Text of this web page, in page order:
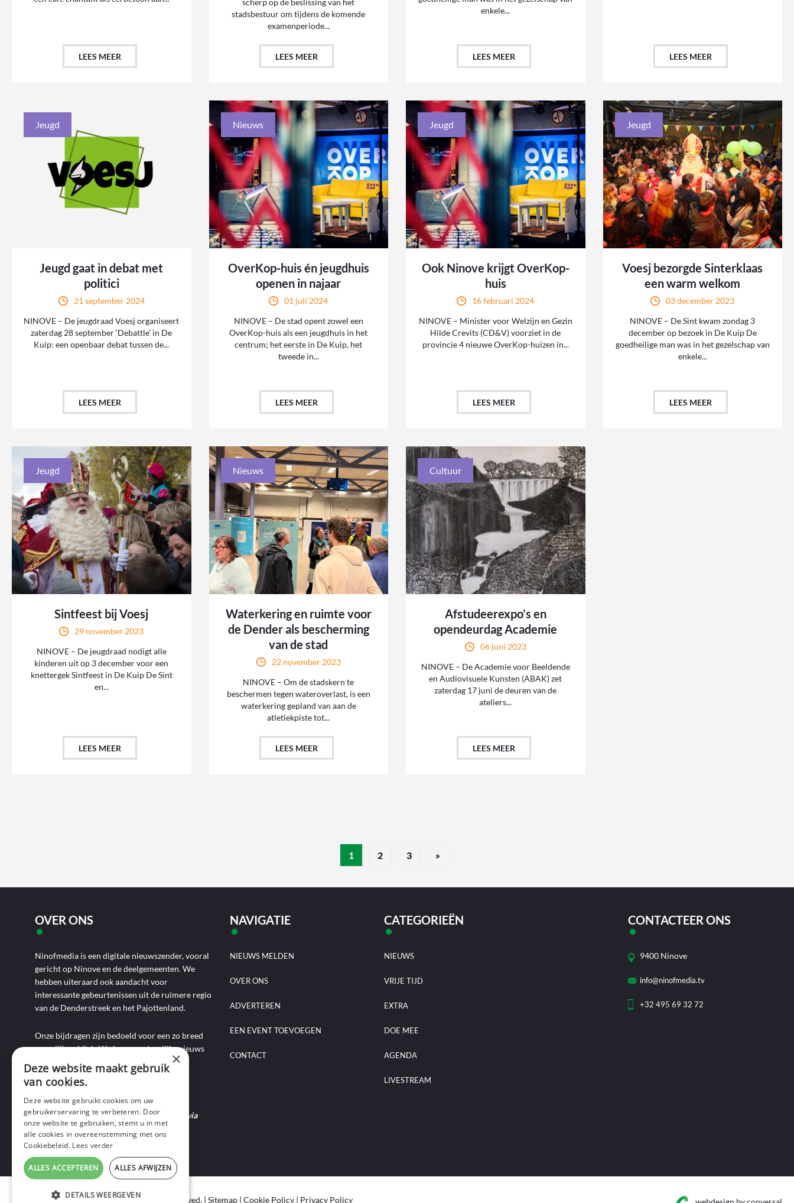
LEES MEER
scherp op de beslissing van het
stadsbestuur om tijdens de komende
examenperiode...
LEES MEER
enkele...
LEES MEER LEES MEER
Jeugd
Jeugd gaat in debat met
politici
21 september 2024
NINOVE – De jeugdraad Voesj organiseert
zaterdag 28 september ‘Debattle’ in De
Kuip: een openbaar debat tussen de...
LEES MEER
Nieuws
OverKop-huis én jeugdhuis
openen in najaar
01 juli 2024
NINOVE – De stad opent zowel een
OverKop-huis als een jeugdhuis in het
centrum; het eerste in De Kuip, het
tweede in...
LEES MEER
Jeugd
Ook Ninove krijgt OverKop-
huis
16 februari 2024
NINOVE – Minister voor Welzijn en Gezin
Hilde Crevits (CD&V) voorziet in de
provincie 4 nieuwe OverKop-huizen in...
LEES MEER
Jeugd
Voesj bezorgde Sinterklaas
een warm welkom
03 december 2023
NINOVE – De Sint kwam zondag 3
december op bezoek in De Kuip De
goedheilige man was in het gezelschap van
enkele...
LEES MEER
Jeugd
Sintfeest bij Voesj
29 november 2023
NINOVE – De jeugdraad nodigt alle
kinderen uit op 3 december voor een
knettergek Sintfeest in De Kuip De Sint
en...
LEES MEER
Nieuws
Waterkering en ruimte voor
de Dender als bescherming
van de stad
22 november 2023
NINOVE – Om de stadskern te
beschermen tegen wateroverlast, is een
waterkering gepland van aan de
atletiekpiste tot...
LEES MEER
Cultuur
Afstudeerexpo’s en
opendeurdag Academie
06 juni 2023
NINOVE – De Academie voor Beeldende
en Audiovisuele Kunsten (ABAK) zet
zaterdag 17 juni de deuren van de
ateliers...
LEES MEER
1 2 3 »
OVER ONS
Ninofmedia is een digitale nieuwszender, vooral
gericht op Ninove en de deelgemeenten. We
hebben uiteraard ook aandacht voor
interessante gebeurtenissen uit de ruimere regio
van de Denderstreek en het Pajottenland.
Onze bijdragen zijn bedoeld voor een zo breed
mogelijk publiek. We brengen dagelijks nieuws
aan de hand van artikels, foto-, audio- en
videoverslagen, interviews, reportages en
commentaarstukken.
Heb je nieuws te melden? Contacteer ons via
mail of bel ons op 0495-69 32 72.
NAVIGATIE
NIEUWS MELDEN
OVER ONS
ADVERTEREN
EEN EVENT TOEVOEGEN
CONTACT
CATEGORIEËN
NIEUWS
VRIJE TIJD
EXTRA
DOE MEE
AGENDA
LIVESTREAM
CONTACTEER ONS
9400 Ninove
info@ninofmedia.tv
+32 495 69 32 72
Copyright © 2020 Ninof Media. All Rights Reserved. | Sitemap | Cookie Policy | Privacy Policy
×
Deze website maakt gebruik
van cookies.
Deze website gebruikt cookies om uw
gebruikerservaring te verbeteren. Door
onze website te gebruiken, stemt u in met
alle cookies in overeenstemming met ons
Cookiebeleid. Lees verder
ALLES ACCEPTEREN ALLES AFWIJZEN
DETAILS WEERGEVEN